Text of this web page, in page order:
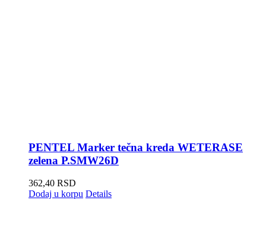
PENTEL Marker tečna kreda WETERASE
zelena P.SMW26D
362,40 RSD
Dodaj u korpu Details